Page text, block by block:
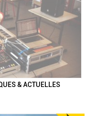
& ACTUELLES